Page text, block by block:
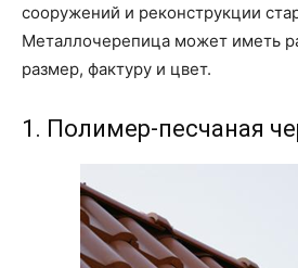
сооружений и реконструкции
Металлочерепица может иметь
размер, фактуру и цвет.
1. Полимер-песчаная